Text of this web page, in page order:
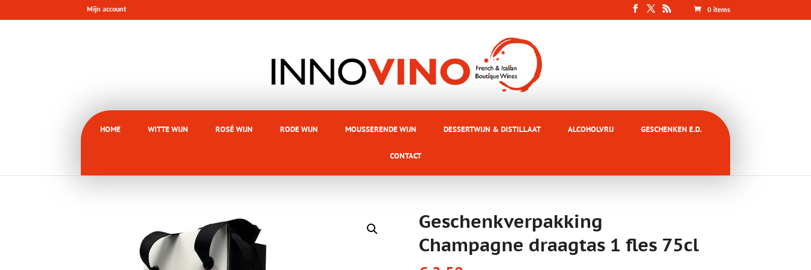
Mijn account 0 items
HOME WITTE WIJN ROSÉ WIJN RODE WIJN MOUSSERENDE WIJN DESSERTWIJN & DISTILLAAT ALCOHOLVRIJ GESCHENKEN E.D.
CONTACT
Geschenkverpakking
Champagne draagtas 1 fles 75cl